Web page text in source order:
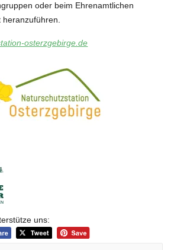
oder beim Ehrenamtlichen
osterzgebirge.de
uns: